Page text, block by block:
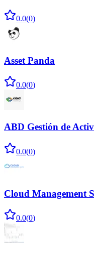
0.0(0)
Asset Panda
0.0(0)
ABD Gestión de
0.0(0)
Cloud Management
0.0(0)